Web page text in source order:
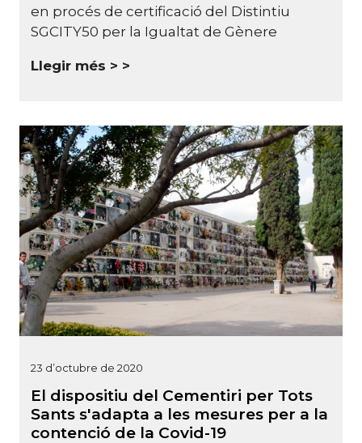
en procés de certificació del Distintiu
SGCITY50 per la Igualtat de Gènere
Llegir més >
23 d’octubre de 2020
El dispositiu del Cementiri per Tots
Sants s'adapta a les mesures per a la
contenció de la Covid-19